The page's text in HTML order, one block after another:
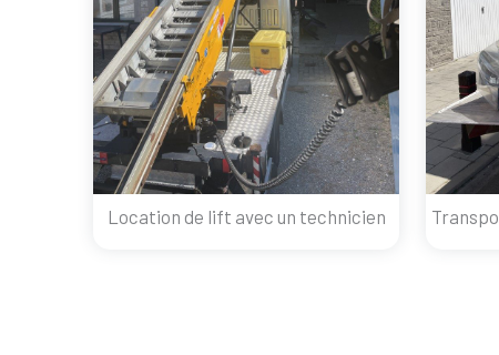
Location de lift avec un technicien